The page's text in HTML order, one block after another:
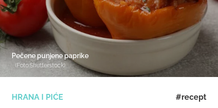
HRANA I PIĆE #recept
Pečene punjene paprike
(Foto:Shutterstock)